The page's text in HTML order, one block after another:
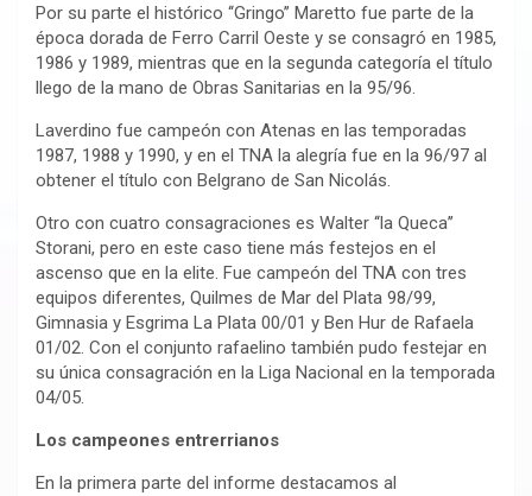
Por su parte el histórico ‘‘Gringo’’ Maretto fue parte de la
época dorada de Ferro Carril Oeste y se consagró en 1985,
1986 y 1989, mientras que en la segunda categoría el título
llego de la mano de Obras Sanitarias en la 95/96.
Laverdino fue campeón con Atenas en las temporadas
1987, 1988 y 1990, y en el TNA la alegría fue en la 96/97 al
obtener el título con Belgrano de San Nicolás.
Otro con cuatro consagraciones es Walter ‘‘la Queca’’
Storani, pero en este caso tiene más festejos en el
ascenso que en la elite. Fue campeón del TNA con tres
equipos diferentes, Quilmes de Mar del Plata 98/99,
Gimnasia y Esgrima La Plata 00/01 y Ben Hur de Rafaela
01/02. Con el conjunto rafaelino también pudo festejar en
su única consagración en la Liga Nacional en la temporada
04/05.
Los campeones entrerrianos
En la primera parte del informe destacamos al